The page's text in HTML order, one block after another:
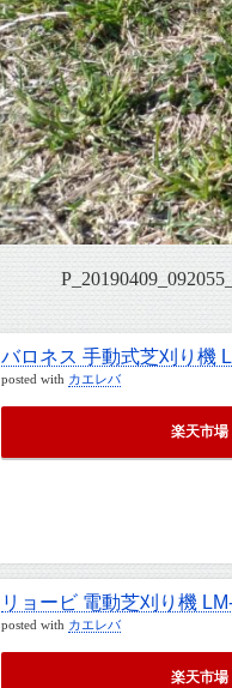
バロネス 手動式芝刈り機
posted with カエレバ
楽天市場
リョービ 電動芝刈り機
posted with カエレバ
楽天市場